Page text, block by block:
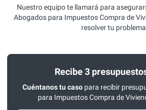
Nuestro equipo te llamará para
Abogados para Impuestos Compra de
resolver tu
Recibe 3
Cuéntanos tu casopara recibir
para Impuestos Compra de